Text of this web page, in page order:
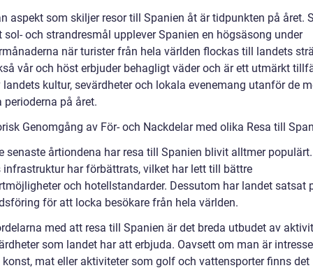
aspekt som skiljer resor till Spanien åt är tidpunkten på året.
sol- och strandresmål upplever Spanien en högsäsong under
när turister från hela världen flockas till landets
vår och höst erbjuder behagligt väder och är ett utmärkt
kultur, sevärdheter och lokala evenemang utanför de
perioderna på året.
Genomgång av För- och Nackdelar med olika Resa till
senaste årtiondena har resa till Spanien blivit alltmer populärt.
infrastruktur har förbättrats, vilket har lett till bättre
och hotellstandarder. Dessutom har landet satsat
för att locka besökare från hela världen.
med att resa till Spanien är det breda utbudet av
som landet har att erbjuda. Oavsett om man är
konst, mat eller aktiviteter som golf och vattensporter finns det